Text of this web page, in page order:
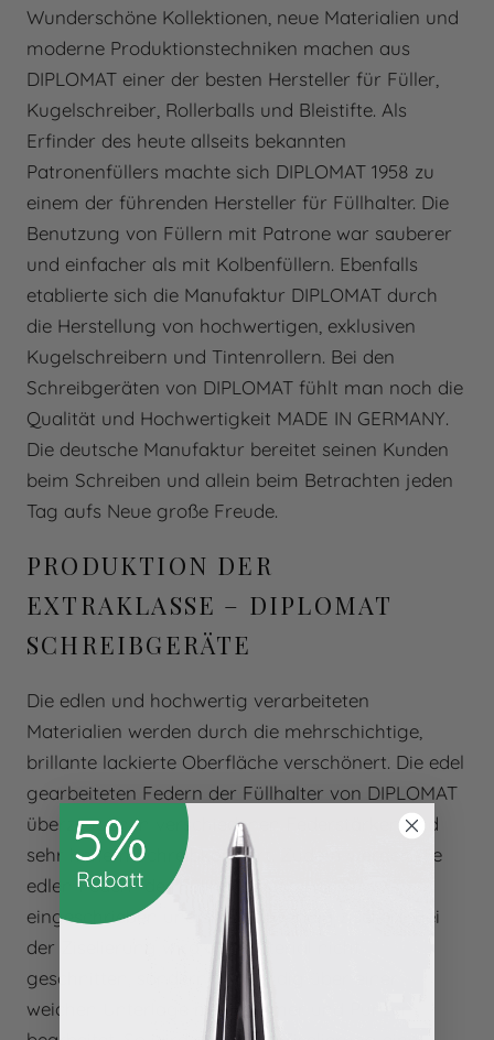
Wunderschöne Kollektionen, neue Materialien und
moderne Produktionstechniken machen aus
DIPLOMAT einer der besten Hersteller für Füller,
Kugelschreiber, Rollerballs und Bleistifte. Als
Erfinder des heute allseits bekannten
Patronenfüllers machte sich DIPLOMAT 1958 zu
einem der führenden Hersteller für Füllhalter. Die
Benutzung von Füllern mit Patrone war sauberer
und einfacher als mit Kolbenfüllern. Ebenfalls
etablierte sich die Manufaktur DIPLOMAT durch
die Herstellung von hochwertigen, exklusiven
Kugelschreibern und Tintenrollern. Bei den
Schreibgeräten von DIPLOMAT fühlt man noch die
Qualität und Hochwertigkeit MADE IN GERMANY.
Die deutsche Manufaktur bereitet seinen Kunden
beim Schreiben und allein beim Betrachten jeden
Tag aufs Neue große Freude.
PRODUKTION DER
EXTRAKLASSE – DIPLOMAT
SCHREIBGERÄTE
Die edlen und hochwertig verarbeiteten
Materialien werden durch die mehrschichtige,
brillante lackierte Oberfläche verschönert. Die edel
gearbeiteten Federn der Füllhalter von DIPLOMAT
überzeugen in verschiedenen Federstärken und
sehr hohem Schreibkomfort. Zudem werden die
edlen Federn der Füllhalter von Hand
eingeschrieben und sind aufwendig ziseliert. Bei
der Ziselierung wird das Material nicht
geschnitten, sondern aufwendig über einer
weichen Unterlage mit Hammer und Punzen